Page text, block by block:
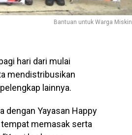
Bantuan untuk Warga Miskin
hari dari mulai
mendistribusikan
lainnya.
dengan Yayasan Happy
memasak serta